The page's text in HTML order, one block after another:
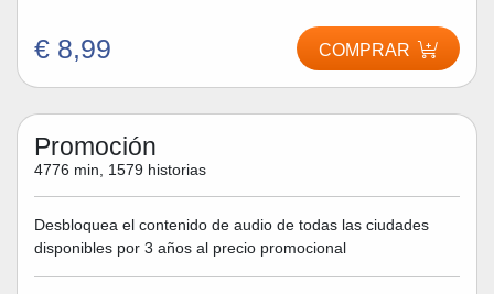
€ 8,99 COMPRAR
Promoción
4776 min, 1579 historias
Desbloquea el contenido de audio de todas las ciudades
disponibles por 3 años al precio promocional